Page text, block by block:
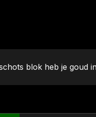
blok heb je goud